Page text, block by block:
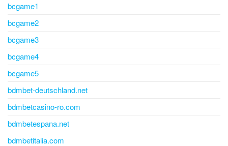
bcgame1
bcgame2
bcgame3
bcgame4
bcgame5
bdmbet-deutschland.net
bdmbetcasino-ro.com
bdmbetespana.net
bdmbetitalia.com